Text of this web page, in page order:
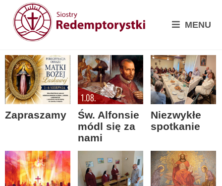
MENU
Zapraszamy
Św. Alfonsie
módl się za
nami
Niezwykłe
spotkanie